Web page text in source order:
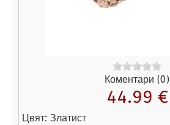
Коментари (0)
44.99 €
Цвят: Златист